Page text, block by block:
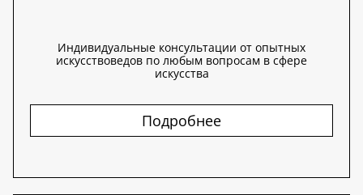
Индивидуальные консультации от опытных
искусствоведов по любым вопросам в сфере
искусства
Подробнее